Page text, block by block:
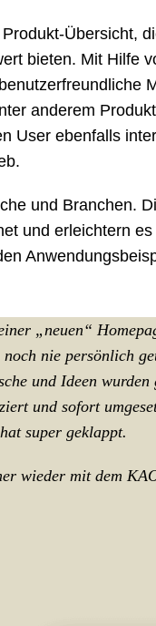
Übersicht,
bieten. Mit Hilfe
anderem
User ebenfalls
und Branchen.
und erleichtern
„neuen“
noch nie persönlich
und Ideen
und sofort
super geklappt.
wieder mit dem